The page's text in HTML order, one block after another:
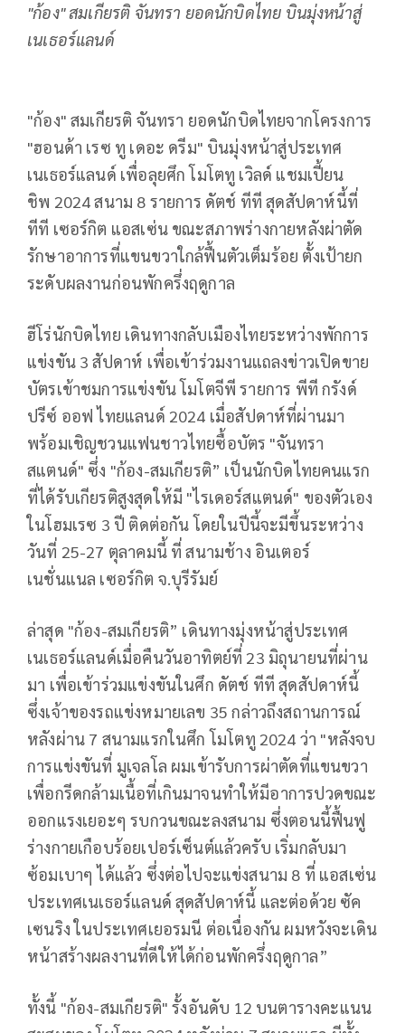
"ก้อง" สมเกียรติ จันทรา ยอดนักบิดไทย บินมุ่งหน้าสู่
เนเธอร์แลนด์
"ก้อง" สมเกียรติ จันทรา ยอดนักบิดไทยจากโครงการ
"ฮอนด้า เรซ ทู เดอะ ดรีม" บินมุ่งหน้าสู่ประเทศ
เนเธอร์แลนด์ เพื่อลุยศึก โมโตทู เวิลด์ แชมเปี้ยน
ชิพ 2024สนาม 8 รายการ ดัตช์ ทีที สุดสัปดาห์นี้ที่
ทีที เซอร์กิต แอสเซ่น ขณะสภาพร่างกายหลังผ่าตัด
รักษาอาการที่แขนขวาใกล้ฟื้นตัวเต็มร้อย ตั้งเป้ายก
ระดับผลงานก่อนพักครึ่งฤดูกาล
ฮีโร่นักบิดไทย เดินทางกลับเมืองไทยระหว่างพักการ
แข่งขัน 3 สัปดาห์ เพื่อเข้าร่วมงานแถลงข่าวเปิดขาย
บัตรเข้าชมการแข่งขัน โมโตจีพี รายการ พีที กรังด์
ปรีซ์ ออฟ ไทยแลนด์ 2024 เมื่อสัปดาห์ที่ผ่านมา
พร้อมเชิญชวนแฟนชาวไทยซื้อบัตร "จันทรา
สแตนด์" ซึ่ง "ก้อง-สมเกียรติ” เป็นนักบิดไทยคนแรก
ที่ได้รับเกียรติสูงสุดให้มี "ไรเดอร์สแตนด์" ของตัวเอง
ในโฮมเรซ 3 ปี ติดต่อกัน โดยในปีนี้จะมีขึ้นระหว่าง
วันที่ 25-27 ตุลาคมนี้ ที่ สนามช้าง อินเตอร์
เนชั่นแนล เซอร์กิต จ.บุรีรัมย์
ล่าสุด "ก้อง-สมเกียรติ” เดินทางมุ่งหน้าสู่ประเทศ
เนเธอร์แลนด์เมื่อคืนวันอาทิตย์ที่ 23 มิถุนายนที่ผ่าน
มา เพื่อเข้าร่วมแข่งขันในศึก ดัตช์ ทีที สุดสัปดาห์นี้
ซึ่งเจ้าของรถแข่งหมายเลข 35 กล่าวถึงสถานการณ์
หลังผ่าน 7 สนามแรกในศึก โมโตทู 2024 ว่า "หลังจบ
การแข่งขันที่ มูเจลโล ผมเข้ารับการผ่าตัดที่แขนขวา
เพื่อกรีดกล้ามเนื้อที่เกินมาจนทำให้มีอาการปวดขณะ
ออกแรงเยอะๆ รบกวนขณะลงสนาม ซึ่งตอนนี้ฟื้นฟู
ร่างกายเกือบร้อยเปอร์เซ็นต์แล้วครับ เริ่มกลับมา
ซ้อมเบาๆ ได้แล้ว ซึ่งต่อไปจะแข่งสนาม 8 ที่ แอสเซ่น
ประเทศเนเธอร์แลนด์ สุดสัปดาห์นี้ และต่อด้วย ซัค
เซนริง ในประเทศเยอรมนี ต่อเนื่องกัน ผมหวังจะเดิน
หน้าสร้างผลงานที่ดีให้ได้ก่อนพักครึ่งฤดูกาล”
ทั้งนี้ "ก้อง-สมเกียรติ" รั้งอันดับ 12 บนตารางคะแนน